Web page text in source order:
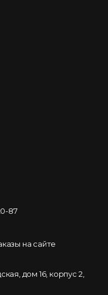
87
на сайте
дом 16, корпус 2,